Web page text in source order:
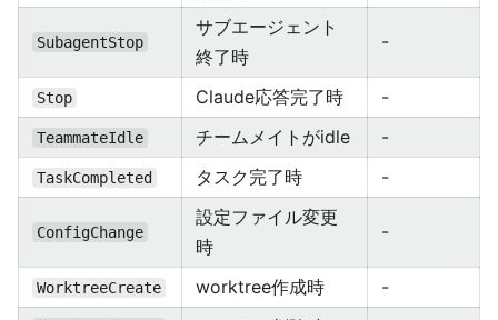
SubagentStop
サブエージェント
終了時
-
Stop Claude応答完了時 -
TeammateIdle チームメイトがidle -
TaskCompleted タスク完了時 -
ConfigChange
設定ファイル変更
時
-
WorktreeCreate worktree作成時 -